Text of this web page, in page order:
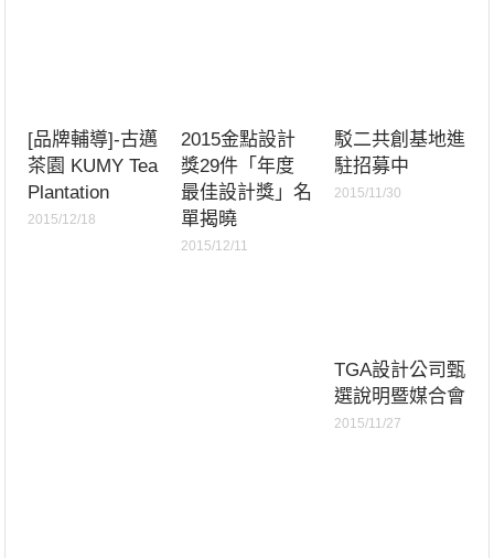
[品牌輔導]-古邁
茶園 KUMY Tea
Plantation
2015/12/18
2015金點設計
獎29件「年度
最佳設計獎」名
單揭曉
2015/12/11
駁二共創基地進
駐招募中
2015/11/30
TGA設計公司甄
選說明暨媒合會
2015/11/27